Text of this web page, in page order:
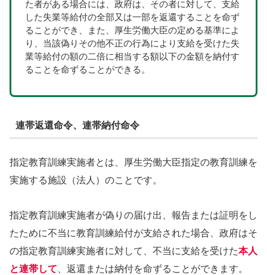
た者がある場合には、政府は、その者に対して、支給
した失業等給付の全部又は一部を返還することを命ず
ることができ、また、厚生労働大臣の定める基準によ
り、当該偽りその他不正の行為により支給を受けた失
業等給付の額の二倍に相当する額以下の金額を納付す
ることを命ずることができる。
連帯返還命令、連帯納付命令
指定教育訓練実施者とは、厚生労働大臣指定の教育訓練を
実施する施設（法人）のことです。
指定教育訓練実施者が偽りの届け出、報告または証明をし
たために不当に教育訓練給付が支給された場合、政府はそ
の指定教育訓練実施者に対して、不当に支給を受けた本人
と連帯して 、返還または納付を命ずることができます。